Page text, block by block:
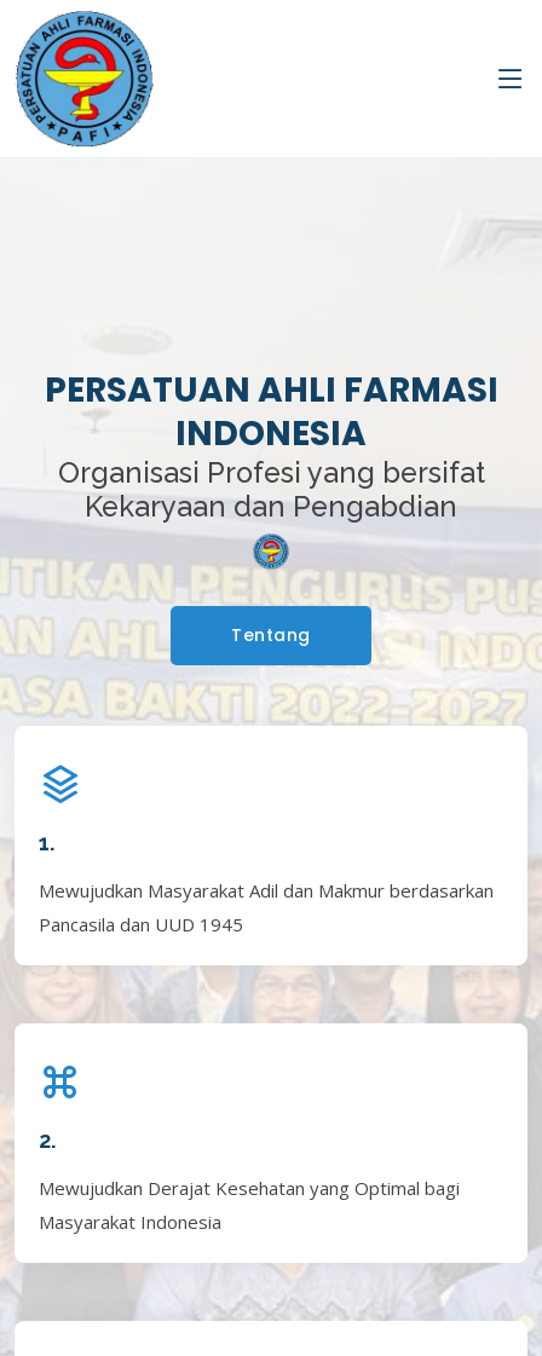
PERSATUAN AHLI FARMASI
INDONESIA
Organisasi Profesi yang bersifat
Kekaryaan dan Pengabdian
Tentang
1.
Mewujudkan Masyarakat Adil dan Makmur berdasarkan
Pancasila dan UUD 1945
2.
Mewujudkan Derajat Kesehatan yang Optimal bagi
Masyarakat Indonesia